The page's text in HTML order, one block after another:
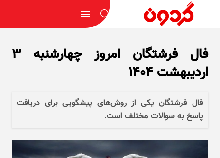
فال فرشتگان امروز چهارشنبه ۳
اردیبهشت ۱۴۰۴
فال فرشتگان یکی از روش‌های پیشگویی برای دریافت
پاسخ به سوالات مختلف است.